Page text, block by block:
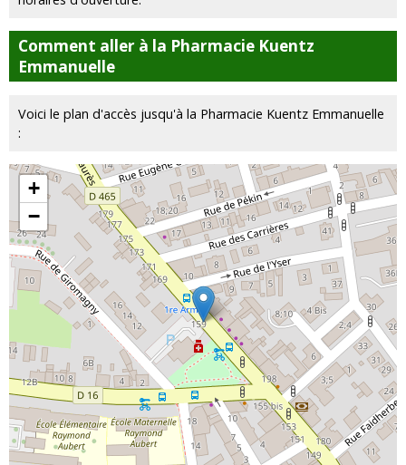
Comment aller à la Pharmacie Kuentz
Emmanuelle
Voici le plan d'accès jusqu'à la Pharmacie Kuentz Emmanuelle
:
+
−